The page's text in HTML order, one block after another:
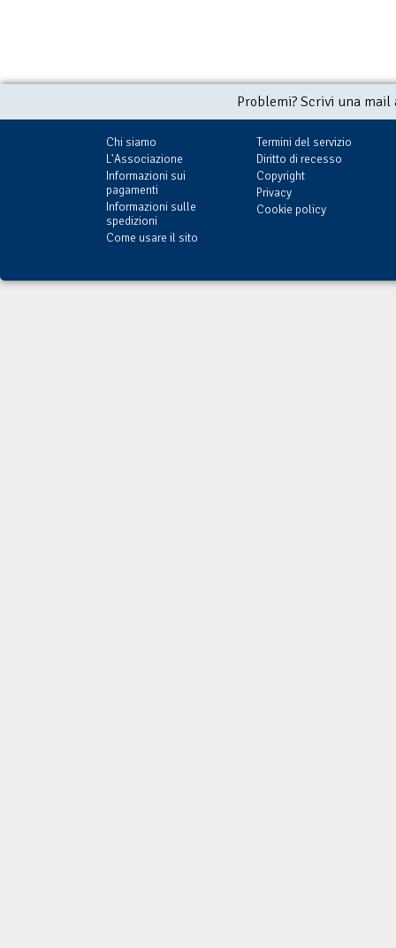
Problemi? Scrivi una
Chi siamo
L'Associazione
Informazioni sui
pagamenti
Informazioni sulle
spedizioni
Come usare il sito
Termini del servizio
Diritto di recesso
Copyright
Privacy
Cookie policy